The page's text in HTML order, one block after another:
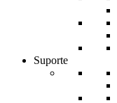
Suporte